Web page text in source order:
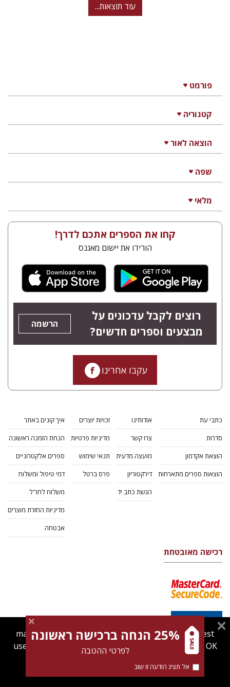
פורמט
קטגוריה
הוצאה לאור
שפה
מלאי
עוד תוצאות...
קחו את הספרים אתכם לדרך!
הורידו את יישום מאגנס
רוצים לקבל עדכונים על
מבצעים וספרים חדשים?
הרשמה
עקבו אחרינו
כתבי עת
סדרות
הוצאת אקדמון
הוצאות ספרים מתארחות
אודותינו
צרו קשר
מועצה מדעית
דירקטוריון
הגשת כתב יד
זכויות יוצרים
מדיניות פרטיות
תנאי שימוש
פרס ברטל
איך קונים באתר
הנחת הזמנה ראשונה
ספרים אלקטרוניים
דמי טיפול ומשלוח
משלוח לחו"ל
מדיניות החזרת מוצרים
אבטחה
רכישה מאובטחת
magnespress.co.il uses cookies to give you the best
user experience. Using this website means you're OK
Find out more about ourcookies policy
25% הנחה ברכישה ראשונה
לפרטי ההטבה
אל תציג הודעה זו שוב